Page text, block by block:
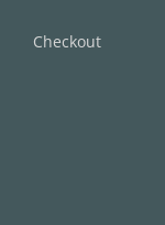
Checkout